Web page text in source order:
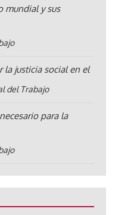
mundial y sus
la justicia social en el
del Trabajo
para la